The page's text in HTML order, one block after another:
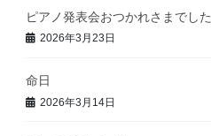
ピアノ発表会おつかれさまでした
2026年3月23日
命日
2026年3月14日